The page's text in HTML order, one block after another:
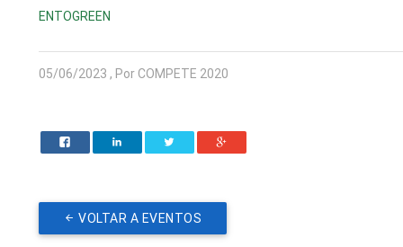
ENTOGREEN
05/06/2023 , Por COMPETE 2020
VOLTAR A EVENTOS